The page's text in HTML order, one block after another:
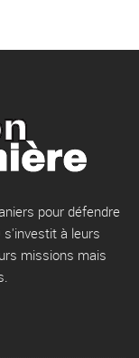
pour défendre
s'investit à leurs
missions mais